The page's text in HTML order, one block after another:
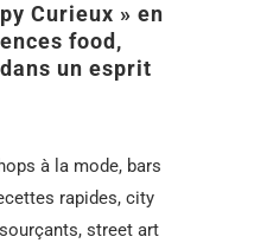
Curieux » en
food,
un esprit
à la mode, bars
rapides, city
street art